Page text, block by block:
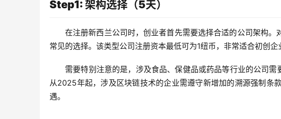
Step1: 架构选择（5天）
在注册新西兰公司时，创业者首先需要选择合适的公司架构
常见的选择。该类型公司注册资本最低可为1纽币，非常适合初创企
需要特别注意的是，涉及食品、保健品或药品等行业的公司需
从2025年起，涉及区块链技术的企业需遵守新增加的溯源强制条
遇。